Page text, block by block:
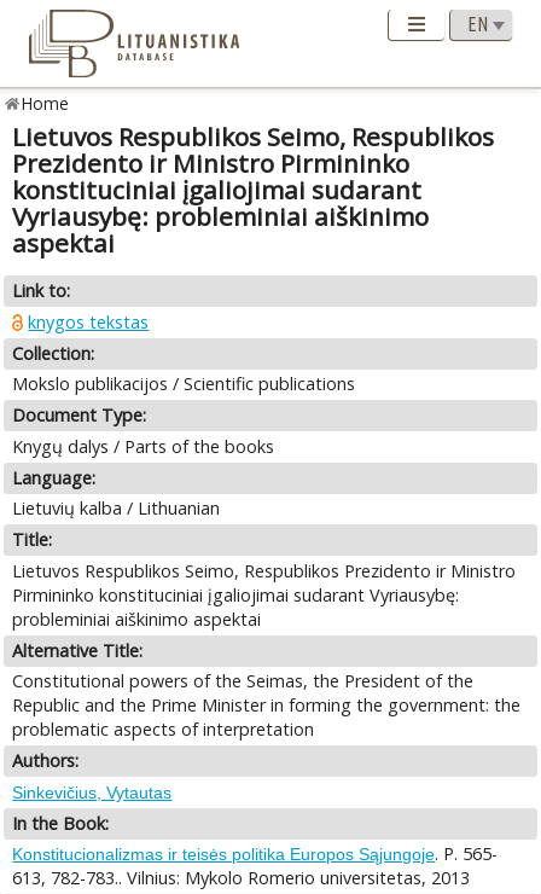
Home
Lietuvos Respublikos Seimo, Respublikos
Prezidento ir Ministro Pirmininko
konstituciniai įgaliojimai sudarant
Vyriausybę: probleminiai aiškinimo
aspektai
Link to:
knygos tekstas
Collection:
Mokslo publikacijos / Scientific publications
Document Type:
Knygų dalys / Parts of the books
Language:
Lietuvių kalba / Lithuanian
Title:
Lietuvos Respublikos Seimo, Respublikos Prezidento ir Ministro
Pirmininko konstituciniai įgaliojimai sudarant Vyriausybę:
probleminiai aiškinimo aspektai
Alternative Title:
Constitutional powers of the Seimas, the President of the
Republic and the Prime Minister in forming the government: the
problematic aspects of interpretation
Authors:
Sinkevičius, Vytautas
In the Book:
Konstitucionalizmas ir teisės politika Europos Sąjungoje. P. 565-
613, 782-783.. Vilnius: Mykolo Romerio universitetas, 2013